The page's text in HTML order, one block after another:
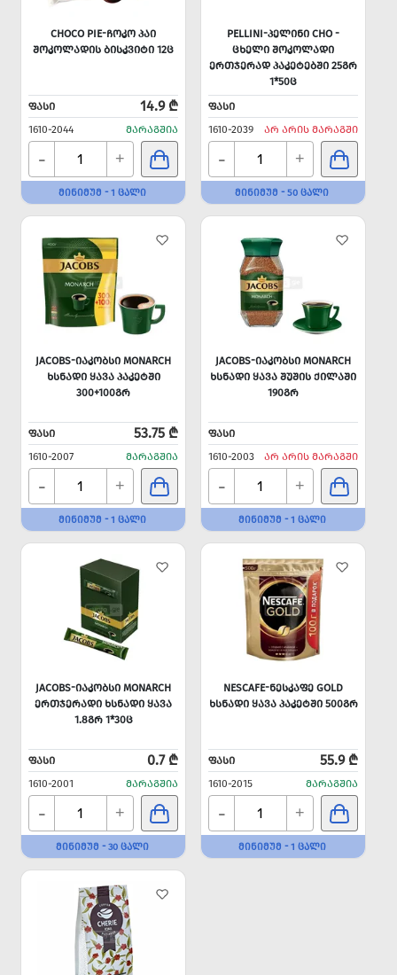
CHOCO PIE-ᲩᲝᲙᲝ ᲞᲐᲘ
ᲨᲝᲙᲝᲚᲐᲓᲘᲡ ᲑᲘᲡᲙᲕᲘᲢᲘ 12Ც
ᲤᲐᲡᲘ 14.9 ₾
1610-2044 ᲛᲐᲠᲐᲒᲨᲘᲐ
- +
ᲛᲘᲜᲘᲛᲣᲛ - 1 ᲪᲐᲚᲘ
PELLINI-ᲞᲔᲚᲘᲜᲘ CHO -
ᲪᲮᲔᲚᲘ ᲨᲝᲙᲝᲚᲐᲓᲘ
ᲔᲠᲗᲯᲔᲠᲐᲓ ᲞᲐᲙᲔᲢᲔᲑᲨᲘ 25ᲒᲠ
1*50Ც
ᲤᲐᲡᲘ
1610-2039
ᲐᲠ ᲐᲠᲘᲡ ᲛᲐᲠᲐᲒᲨᲘ
- +
ᲛᲘᲜᲘᲛᲣᲛ - 50 ᲪᲐᲚᲘ
JACOBS-ᲘᲐᲙᲝᲑᲡᲘ MONARCH
ᲮᲡᲜᲐᲓᲘ ᲧᲐᲕᲐ ᲞᲐᲙᲔᲢᲨᲘ
300+100ᲒᲠ
ᲤᲐᲡᲘ 53.75 ₾
1610-2007 ᲛᲐᲠᲐᲒᲨᲘᲐ
- +
ᲛᲘᲜᲘᲛᲣᲛ - 1 ᲪᲐᲚᲘ
JACOBS-ᲘᲐᲙᲝᲑᲡᲘ MONARCH
ᲮᲡᲜᲐᲓᲘ ᲧᲐᲕᲐ ᲨᲣᲨᲘᲡ ᲥᲘᲚᲐᲨᲘ
190ᲒᲠ
ᲤᲐᲡᲘ
1610-2003
ᲐᲠ ᲐᲠᲘᲡ ᲛᲐᲠᲐᲒᲨᲘ
- +
ᲛᲘᲜᲘᲛᲣᲛ - 1 ᲪᲐᲚᲘ
JACOBS-ᲘᲐᲙᲝᲑᲡᲘ MONARCH
ᲔᲠᲗᲯᲔᲠᲐᲓᲘ ᲮᲡᲜᲐᲓᲘ ᲧᲐᲕᲐ
1.8ᲒᲠ 1*30Ც
ᲤᲐᲡᲘ 0.7 ₾
1610-2001 ᲛᲐᲠᲐᲒᲨᲘᲐ
- +
ᲛᲘᲜᲘᲛᲣᲛ - 30 ᲪᲐᲚᲘ
NESCAFE-ᲜᲔᲡᲙᲐᲤᲔ GOLD
ᲮᲡᲜᲐᲓᲘ ᲧᲐᲕᲐ ᲞᲐᲙᲔᲢᲨᲘ 500ᲒᲠ
ᲤᲐᲡᲘ 55.9 ₾
1610-2015 ᲛᲐᲠᲐᲒᲨᲘᲐ
- +
ᲛᲘᲜᲘᲛᲣᲛ - 1 ᲪᲐᲚᲘ